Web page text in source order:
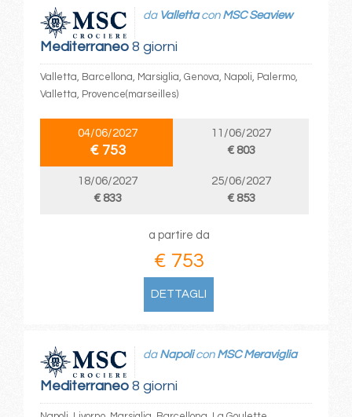
Mediterraneo8 giorni
da Vallettacon MSC Seaview
Valletta, Barcellona, Marsiglia, Genova, Napoli, Palermo,
Valletta, Provence(marseilles)
04/06/2027
€ 753
11/06/2027
€ 803
18/06/2027
€ 833
25/06/2027
€ 853
a partire da
€ 753
DETTAGLI
Mediterraneo8 giorni
da Napolicon MSC Meraviglia